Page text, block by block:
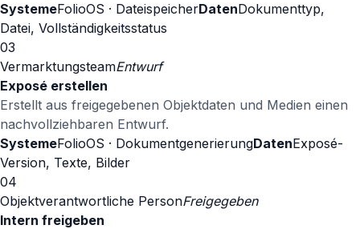
SystemeFolioOS · DateispeicherDatenDokumenttyp,
Datei, Vollständigkeitsstatus
03
VermarktungsteamEntwurf
Exposé erstellen
Erstellt aus freigegebenen Objektdaten und Medien einen
nachvollziehbaren Entwurf.
SystemeFolioOS · DokumentgenerierungDatenExposé-
Version, Texte, Bilder
04
Objektverantwortliche PersonFreigegeben
Intern freigeben